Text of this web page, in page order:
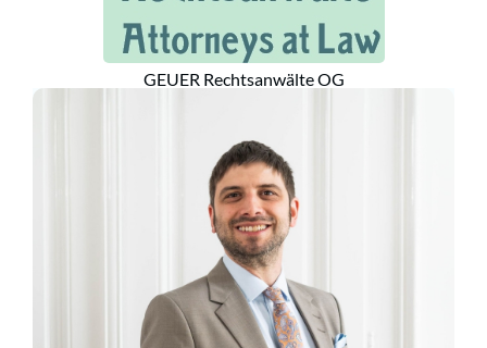
GEUER Rechtsanwälte OG